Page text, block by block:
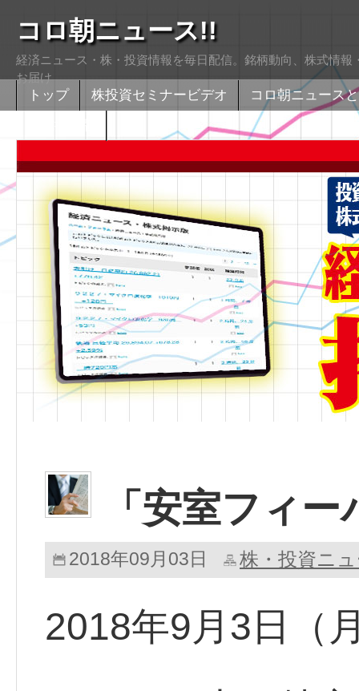
コロ朝ニュース!!
経済ニュース・株・投資情報を毎日配信。銘柄動向、株式情
お届け
トップ 株投資セミナービデオ
コロ朝ニュース
「安室フィ
2018年09月03日 株・投資ニ
2018年9月3日（